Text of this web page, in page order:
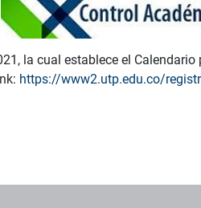
la cual establece el
https://www2.utp.edu.co/